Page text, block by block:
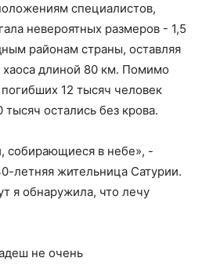
специалистов,
невероятных размеров - 1,5
районам страны, оставляя
хаоса длиной 80 км. Помимо
12 тысяч человек
остались без крова.
собирающиеся в небе», -
летняя жительница Сатурии.
я обнаружила, что лечу
не очень